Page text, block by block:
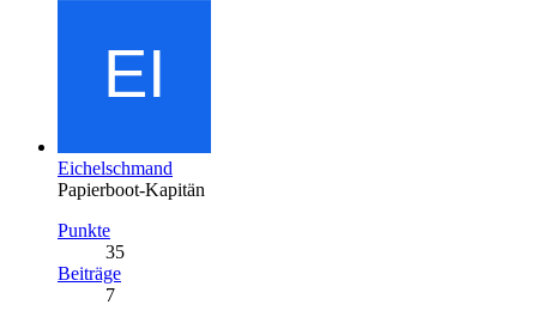
Eichelschmand
Papierboot-Kapitän
Punkte
35
Beiträge
7